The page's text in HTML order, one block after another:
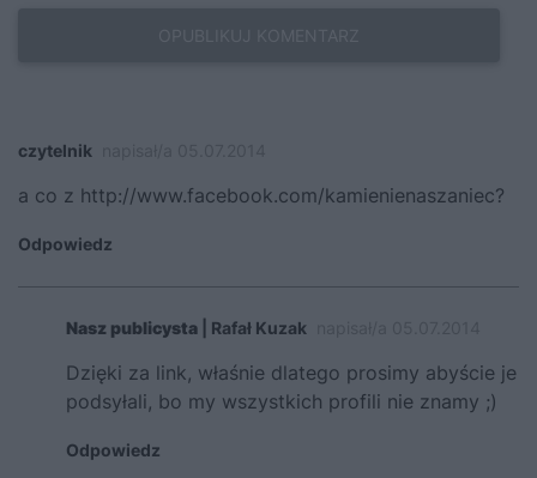
czytelnik
a co z http://www.facebook.com/kamienienaszaniec?
Odpowiedz
Nasz publicysta | Rafał Kuzak
Dzięki za link, właśnie dlatego prosimy abyście je
podsyłali, bo my wszystkich profili nie znamy ;)
Odpowiedz